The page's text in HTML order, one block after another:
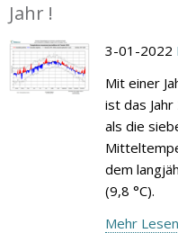
Jahr !
3-01-2022
Mit einer
ist das
als die
dem
(9,8 °C).
Mehr Lesen